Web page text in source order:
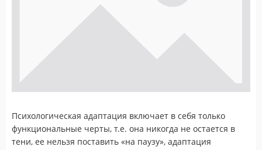
Психологическая адаптация включает в себя только
функциональные черты, т.е. она никогда не остается в
тени, ее нельзя поставить «на паузу», адаптация